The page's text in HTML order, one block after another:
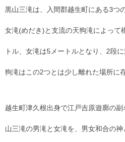
黒山三滝は、入間郡越生町にある3つ
女滝(めだき)と支流の天狗滝によって
トル、女滝は5メートルとなり、2段
狗滝はこの2つとは少し離れた場所に
越生町津久根出身で江戸吉原遊廓の
山三滝の男滝と女滝を、男女和合の